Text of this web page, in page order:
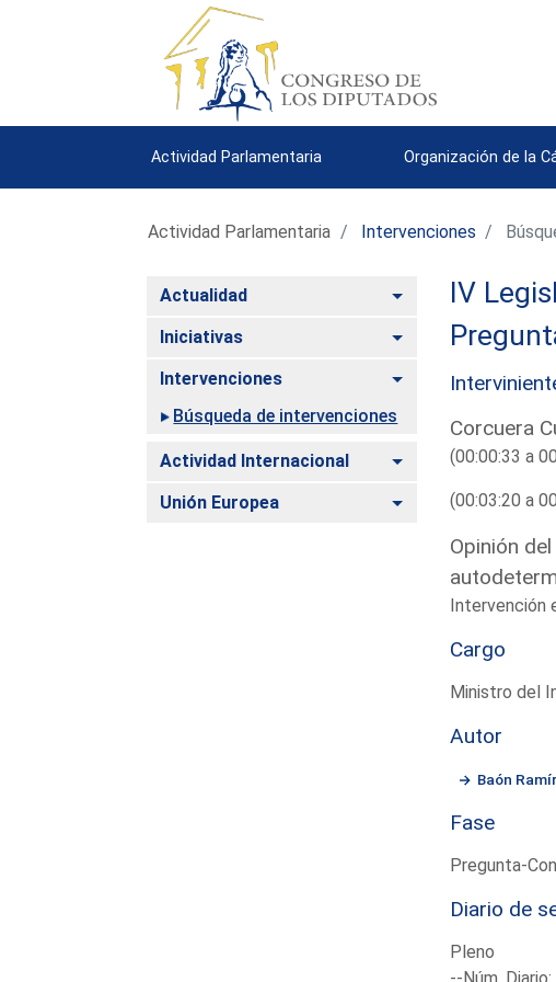
Actividad Parlamentaria Organización de la
Actividad Parlamentaria Intervenciones
Actualidad Alternar
Iniciativas Alternar
Intervenciones
Alternar
Búsqueda de intervenciones
Actividad Internacional Alternar
Unión Europea Alternar
IV
Corcuera
(00:00:33 a
(00:03:20 a
Opinión
Intervención
Cargo
Ministro del
Autor
Baón
Fase
Pregunta-
Diario de
Pleno
--Núm.